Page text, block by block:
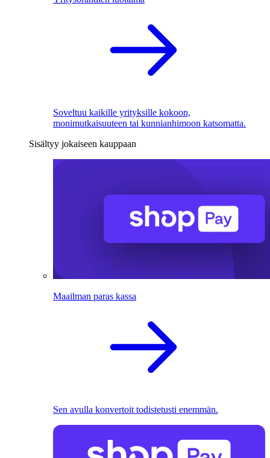
Soveltuu kaikille yrityksille kokoon,
monimutkaisuuteen tai kunnianhimoon katsomatta.
Sisältyy jokaiseen kauppaan
Maailman paras kassa
Sen avulla konvertoit todistetusti enemmän.